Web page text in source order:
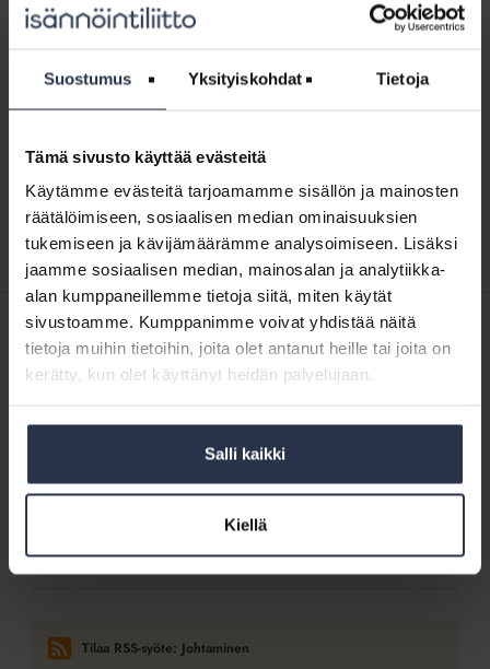
Suostumus Yksityiskohdat Tietoja
Tämä sivusto käyttää evästeitä
Käytämme evästeitä tarjoamamme sisällön ja mainosten
räätälöimiseen, sosiaalisen median ominaisuuksien
tukemiseen ja kävijämäärämme analysoimiseen. Lisäksi
jaamme sosiaalisen median, mainosalan ja analytiikka-
alan kumppaneillemme tietoja siitä, miten käytät
sivustoamme. Kumppanimme voivat yhdistää näitä
tietoja muihin tietoihin, joita olet antanut heille tai joita on
kerätty, kun olet käyttänyt heidän palvelujaan.
Salli kaikki
Kiellä
↓ Näytä aikajärjestyksessä
Toimitusjohtajan
palkkio
on
yrityksen
tuloa
Oikeustapaus: Toimitusjohtajan palkkio
kiinteistöosakeyhtiössä on yrityksen tuloa
Korkeimman hallinto-oikeuden ratkaisussa tuomioistuin
otti kantaa siihen, miten kiinteistöosakeyhtiön
toimitusjohtajan palkkiota kohdellaan verotuksessa.
SISÄLTÖJÄ ISÄNNÖINTILIITON MEDIOISTA
29.5.2023
Kotitalolehti.fi
Saara Kankaanrinta: “Ydinjohtaminen lähtee omista
Kotitalolehti.fi
Tilaa RSS-syöte: Johtaminen